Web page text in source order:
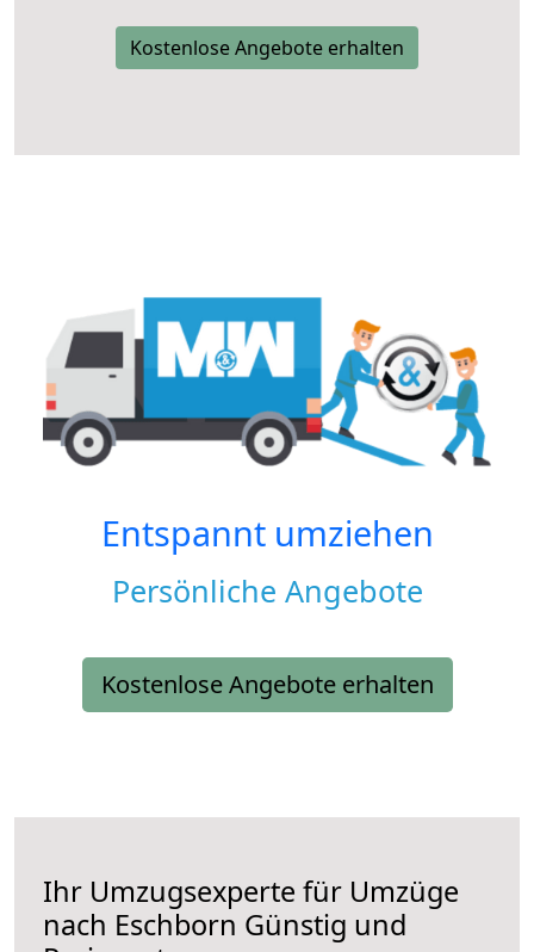
Kostenlose Angebote erhalten
Entspannt umziehen
Persönliche Angebote
Kostenlose Angebote erhalten
Ihr Umzugsexperte für Umzüge
nach Eschborn Günstig und